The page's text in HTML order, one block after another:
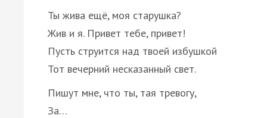
Ты жива ещё, моя старушка?
Жив и я. Привет тебе, привет!
Пусть струится над твоей избушкой
Тот вечерний несказанный свет.
Пишут мне, что ты, тая тревогу,
За…